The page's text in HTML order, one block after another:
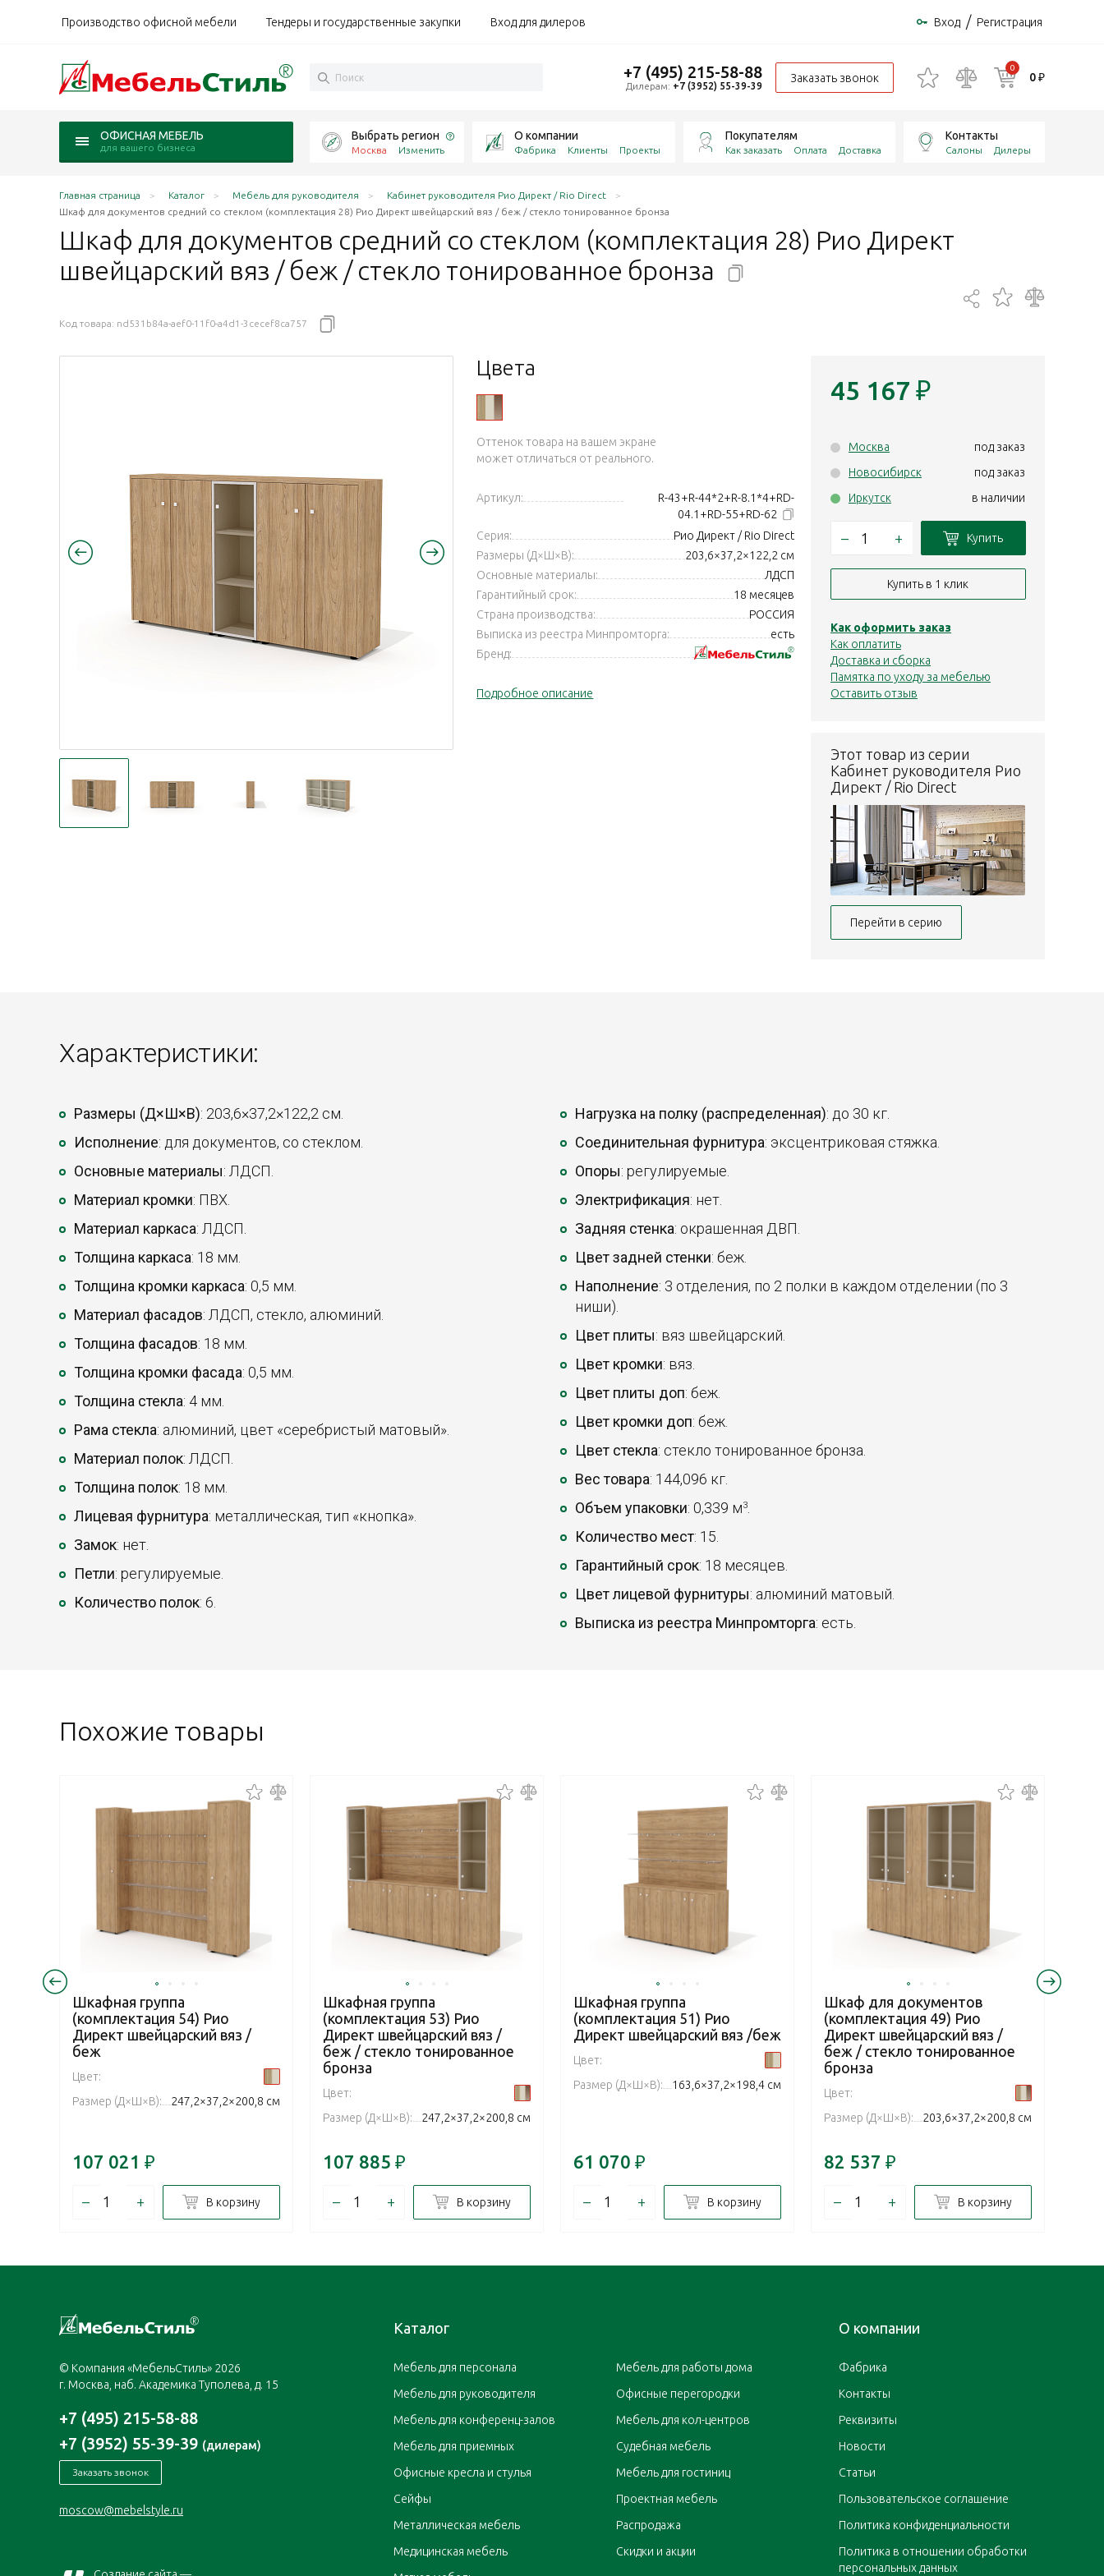
Производство офисной мебели Тендеры и государственные закупки Вход для дилеров Вход / Регистрация
+7 (495) 215-58-88
Дилерам: +7 (3952) 55-39-39
Заказать звонок
0
0 ₽
ОФИСНАЯ МЕБЕЛЬ
для вашего бизнеса
Выбрать регион
Москва Изменить
О компании
Фабрика Клиенты Проекты
Покупателям
Как заказать Оплата Доставка
Контакты
Салоны Дилеры
Главная страница Каталог Мебель для руководителя
Кабинет руководителя Рио Директ / Rio Direct
Шкаф для документов средний со стеклом (комплектация 28) Рио Директ швейцарский вяз / беж / стекло тонированное бронза
Шкаф для документов средний со стеклом (комплектация 28) Рио Директ
швейцарский вяз / беж / стекло тонированное бронза
Код товара: nd531b84a-aef0-11f0-a4d1-3cecef8ca757
Цвета
Оттенок товара на вашем экране
может отличаться от реального.
Артикул:
R-43+R-44*2+R-8.1*4+RD-
04.1+RD-55+RD-62
Серия:
Рио Директ / Rio Direct
Размеры (Д×Ш×В):
203,6×37,2×122,2 см
Основные материалы:
ЛДСП
Гарантийный срок:
18 месяцев
Страна производства:
РОССИЯ
Выписка из реестра Минпромторга:
есть
Бренд:
Подробное описание
45 167 ₽
Москва
под заказ
Новосибирск
под заказ
Иркутск
в наличии
– + Купить
Купить в 1 клик
Как оформить заказ
Как оплатить
Доставка и сборка
Памятка по уходу за мебелью
Оставить отзыв
Этот товар из серии
Кабинет руководителя Рио
Директ / Rio Direct
Перейти в серию
Характеристики:
Размеры (Д×Ш×В): 203,6×37,2×122,2 см.
Исполнение: для документов, со стеклом.
Основные материалы: ЛДСП.
Материал кромки: ПВХ.
Материал каркаса: ЛДСП.
Толщина каркаса: 18 мм.
Толщина кромки каркаса: 0,5 мм.
Материал фасадов: ЛДСП, стекло, алюминий.
Толщина фасадов: 18 мм.
Толщина кромки фасада: 0,5 мм.
Толщина стекла: 4 мм.
Рама стекла: алюминий, цвет «серебристый матовый».
Материал полок: ЛДСП.
Толщина полок: 18 мм.
Лицевая фурнитура: металлическая, тип «кнопка».
Замок: нет.
Петли: регулируемые.
Количество полок: 6.
Нагрузка на полку (распределенная): до 30 кг.
Соединительная фурнитура: эксцентриковая стяжка.
Опоры: регулируемые.
Электрификация: нет.
Задняя стенка: окрашенная ДВП.
Цвет задней стенки: беж.
Наполнение: 3 отделения, по 2 полки в каждом отделении (по 3
ниши).
Цвет плиты: вяз швейцарский.
Цвет кромки: вяз.
Цвет плиты доп: беж.
Цвет кромки доп: беж.
Цвет стекла: стекло тонированное бронза.
Вес товара: 144,096 кг.
Объем упаковки: 0,339 м3
Количество мест: 15.
Гарантийный срок: 18 месяцев.
Цвет лицевой фурнитуры: алюминий матовый.
Выписка из реестра Минпромторга: есть.
Похожие товары
Шкафная группа
(комплектация 54) Рио
Директ швейцарский вяз /
беж
Цвет:
Размер (Д×Ш×В):
247,2×37,2×200,8 см
107 021 ₽
– + В корзину
Шкафная группа
(комплектация 53) Рио
Директ швейцарский вяз /
беж / стекло тонированное
бронза
Цвет:
Размер (Д×Ш×В):
247,2×37,2×200,8 см
107 885 ₽
– + В корзину
Шкафная группа
(комплектация 51) Рио
Директ швейцарский вяз /беж
Цвет:
Размер (Д×Ш×В):
163,6×37,2×198,4 см
61 070 ₽
– + В корзину
Шкаф для документов
(комплектация 49) Рио
Директ швейцарский вяз /
беж / стекло тонированное
бронза
Цвет:
Размер (Д×Ш×В):
203,6×37,2×200,8 см
82 537 ₽
– + В корзину
© Компания «МебельСтиль» 2026
г. Москва, наб. Академика Туполева, д. 15
+7 (495) 215-58-88
+7 (3952) 55-39-39 (дилерам)
Заказать звонок
moscow@mebelstyle.ru
Каталог
Мебель для персонала
Мебель для руководителя
Мебель для конференц-залов
Мебель для приемных
Офисные кресла и стулья
Сейфы
Металлическая мебель
Медицинская мебель
Мебель для работы дома
Офисные перегородки
Мебель для кол-центров
Судебная мебель
Мебель для гостиниц
Проектная мебель
Распродажа
Скидки и акции
О компании
Фабрика
Контакты
Реквизиты
Новости
Статьи
Пользовательское соглашение
Политика конфиденциальности
Политика в отношении обработки
персональных данных